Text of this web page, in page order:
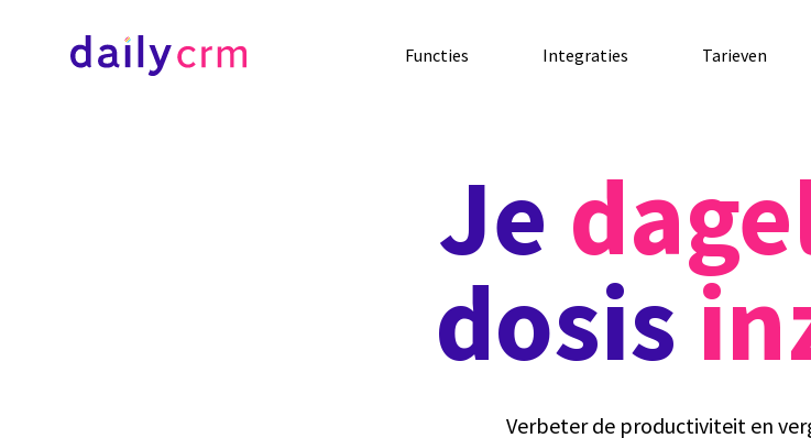
Functies Integraties Tarieven
Je
dosis
Verbeter de productiviteit en